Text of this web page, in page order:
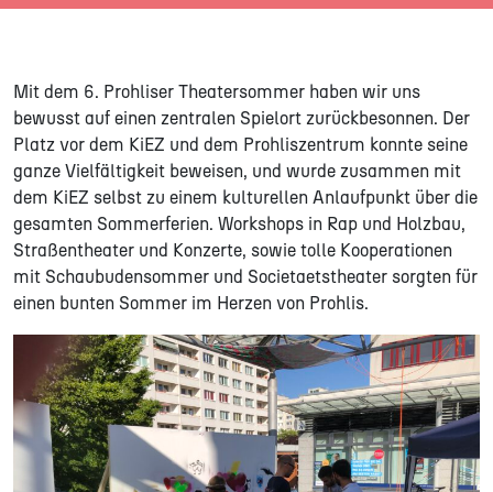
Mit dem 6. Prohliser Theatersommer haben wir uns
bewusst auf einen zentralen Spielort zurückbesonnen. Der
Platz vor dem KiEZ und dem Prohliszentrum konnte seine
ganze Vielfältigkeit beweisen, und wurde zusammen mit
dem KiEZ selbst zu einem kulturellen Anlaufpunkt über die
gesamten Sommerferien. Workshops in Rap und Holzbau,
Straßentheater und Konzerte, sowie tolle Kooperationen
mit Schaubudensommer und Societaetstheater sorgten für
einen bunten Sommer im Herzen von Prohlis.